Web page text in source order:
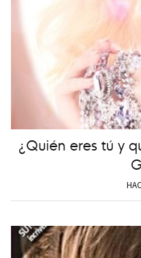
¿Quién eres tú y